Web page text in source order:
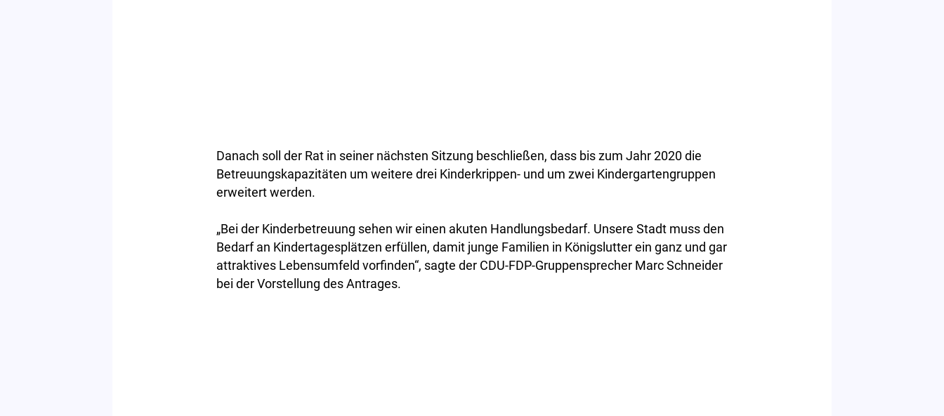
Danach soll der Rat in seiner nächsten Sitzung beschließen, dass bis zum Jahr 2020 die
Betreuungskapazitäten um weitere drei Kinderkrippen- und um zwei Kindergartengruppen
erweitert werden.
„Bei der Kinderbetreuung sehen wir einen akuten Handlungsbedarf. Unsere Stadt muss den
Bedarf an Kindertagesplätzen erfüllen, damit junge Familien in Königslutter ein ganz und gar
attraktives Lebensumfeld vorfinden“, sagte der CDU-FDP-Gruppensprecher Marc Schneider
bei der Vorstellung des Antrages.